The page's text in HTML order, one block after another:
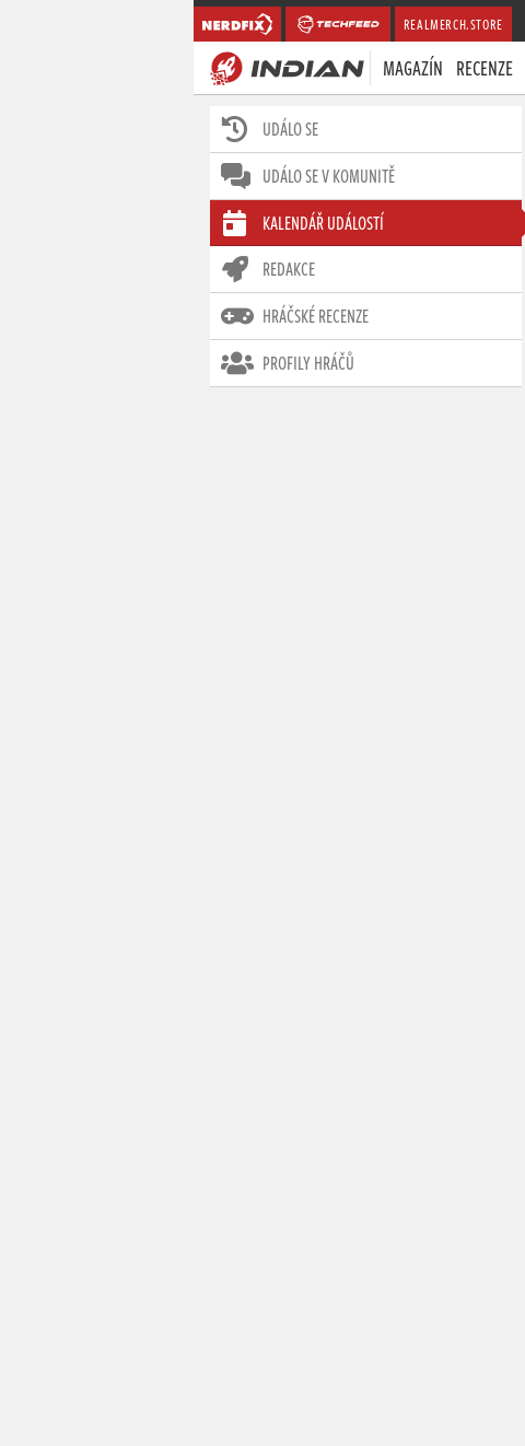
REALMERCH.STORE
MAGAZÍN RECENZE
UDÁLO SE
UDÁLO SE V KOMUNITĚ
KALENDÁŘ UDÁLOSTÍ
REDAKCE
HRÁČSKÉ RECENZE
PROFILY HRÁČŮ